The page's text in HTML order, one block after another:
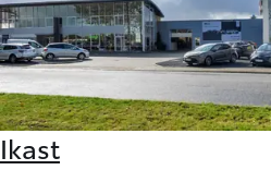
Ikast